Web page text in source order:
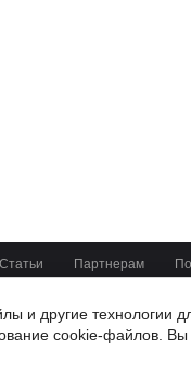
Статьи Партнерам
37-42-01
и другие технологии
cookie-файлов.